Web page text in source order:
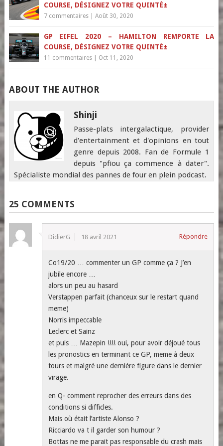
COURSE, DÉSIGNEZ VOTRE QUINTÉ±
7 commentaires| Août 30, 2020
GP EIFEL 2020 – HAMILTON REMPORTE LA
COURSE, DÉSIGNEZ VOTRE QUINTÉ±
11 commentaires| Oct 11, 2020
ABOUT THE AUTHOR
Shinji
Passe-plats intergalactique, provider
d'entertainment et d'opinions en tout
genre depuis 2008. Fan de Formule 1
depuis "pfiou ça commence à dater".
Spécialiste mondial des pannes de four en plein podcast.
25 COMMENTS
DidierG 18 avril 2021 Répondre
Co19/20 … commenter un GP comme ça ? J’en
jubile encore …
alors un peu au hasard
Verstappen parfait (chanceux sur le restart quand
meme)
Norris impeccable
Leclerc et Sainz
et puis … Mazepin !!!! oui, pour avoir déjoué tous
les pronostics en terminant ce GP, meme à deux
tours et malgré une derniére figure dans le dernier
virage.
en Q- comment reprocher des erreurs dans des
conditions si difficles.
Mais où était l’artiste Alonso ?
Ricciardo va t il garder son humour ?
Bottas ne me parait pas responsable du crash mais